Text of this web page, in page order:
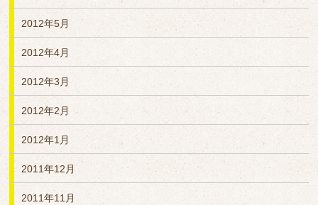
2012年5月
2012年4月
2012年3月
2012年2月
2012年1月
2011年12月
2011年11月